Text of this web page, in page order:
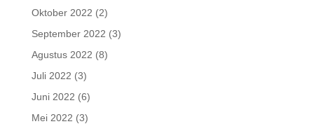
Oktober 2022 (2)
September 2022 (3)
Agustus 2022 (8)
Juli 2022 (3)
Juni 2022 (6)
Mei 2022 (3)